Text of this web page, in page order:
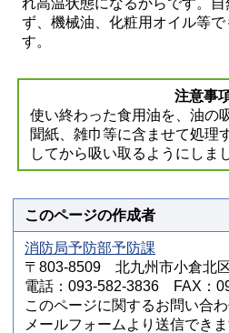
れ高温状態になるからです。
ず、機械油、化粧用オイル等
す。
注意事
使い終わった食用油を、油の
聞紙、雑巾等に含ませて処理
してから吸い取るようにしま
このページの作成者
消防局予防部予防課
〒803-8509 北九州市小倉北
電話：093-582-3836 FAX：
このページに関するお問い合
メールフォームより送信できま